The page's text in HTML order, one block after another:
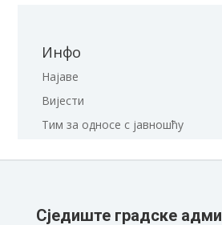
Инфо
Најаве
Вијести
Тим за односе с јавношћу
Сједиште градске